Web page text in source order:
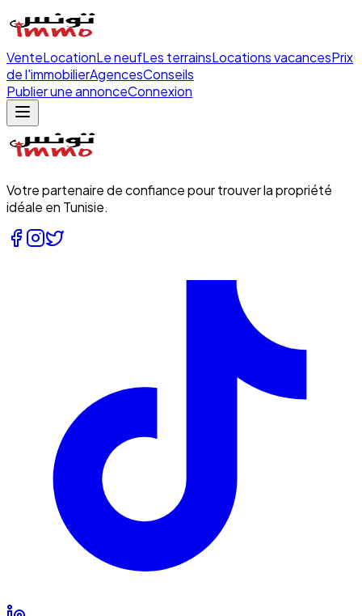
VenteLocationLe neufLes terrainsLocations vacancesPrix
de l'immobilierAgencesConseils
Publier une annonceConnexion
Votre partenaire de confiance pour trouver la propriété
idéale en Tunisie.